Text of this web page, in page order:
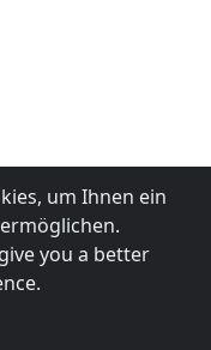
um Ihnen ein
you a better